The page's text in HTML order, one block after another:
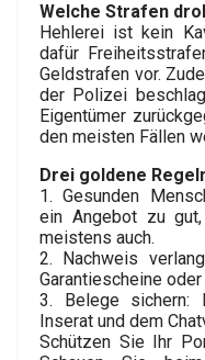
Welche Strafen
Hehlerei ist kein
dafür
Geldstrafen vor.
der Polizei
Eigentümer
den meisten Fällen
Drei goldene
1. Gesunden
ein Angebot zu
meistens auch.
2. Nachweis
Garantiescheine
3. Belege sichern:
Inserat und dem
Schützen Sie Ihr